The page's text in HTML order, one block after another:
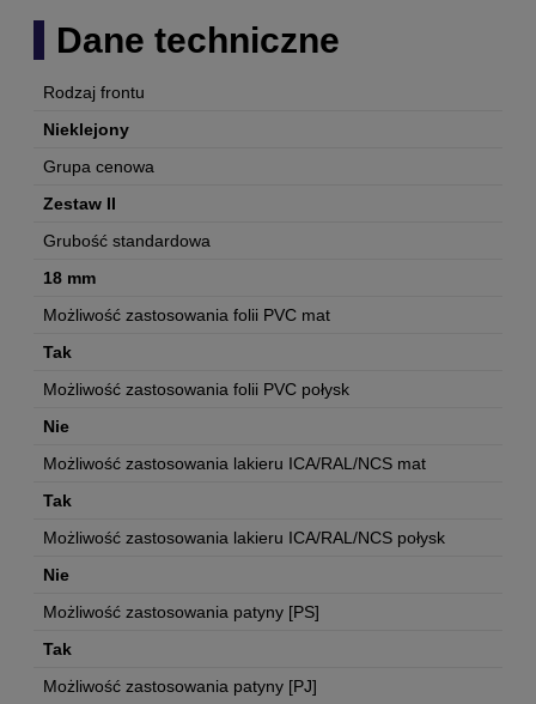
Dane techniczne
Rodzaj frontu
Nieklejony
Grupa cenowa
Zestaw II
Grubość standardowa
18 mm
Możliwość zastosowania folii PVC mat
Tak
Możliwość zastosowania folii PVC połysk
Nie
Możliwość zastosowania lakieru ICA/RAL/NCS mat
Tak
Możliwość zastosowania lakieru ICA/RAL/NCS połysk
Nie
Możliwość zastosowania patyny [PS]
Tak
Możliwość zastosowania patyny [PJ]